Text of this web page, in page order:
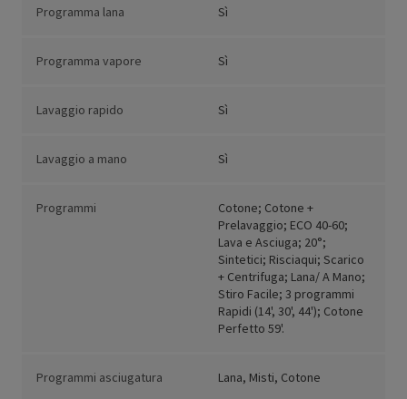
Programma lana Sì
Programma vapore Sì
Lavaggio rapido Sì
Lavaggio a mano Sì
Programmi
Cotone; Cotone +
Prelavaggio; ECO 40-60;
Lava e Asciuga; 20°;
Sintetici; Risciaqui; Scarico
+ Centrifuga; Lana/ A Mano;
Stiro Facile; 3 programmi
Rapidi (14', 30', 44'); Cotone
Perfetto 59'.
Programmi asciugatura Lana, Misti, Cotone